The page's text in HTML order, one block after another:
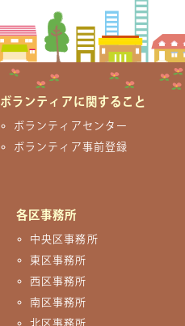
ボランティアに関すること
ボランティアセンター
ボランティア事前登録
各区事務所
中央区事務所
東区事務所
西区事務所
南区事務所